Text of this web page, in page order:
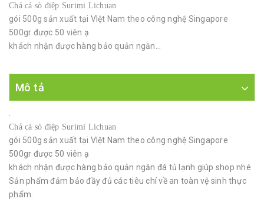
Chả cá sò điệp Surimi Lichuan
gói 500g sản xuất tại VIệt Nam theo công nghệ Singapore
500gr được 50 viên ạ
khách nhận được hàng bảo quản ngăn...
Mô tả
Chả cá sò điệp Surimi Lichuan
gói 500g sản xuất tại VIệt Nam theo công nghệ Singapore
500gr được 50 viên ạ
khách nhận được hàng bảo quản ngăn đá tủ lạnh giúp shop nhé
Sản phẩm đảm bảo đầy đủ các tiêu chí về an toàn vệ sinh thực
phẩm.